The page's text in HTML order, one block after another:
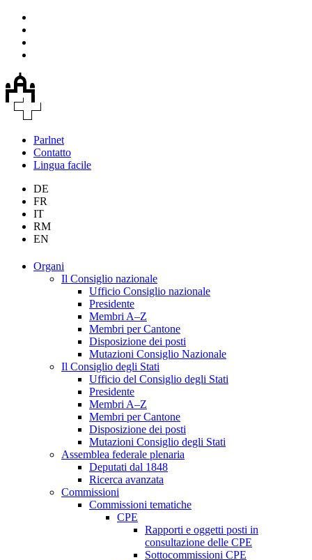
Parlnet
Contatto
Lingua facile
DE
FR
IT
RM
EN
Organi
Il Consiglio nazionale
Ufficio Consiglio nazionale
Presidente
Membri A–Z
Membri per Cantone
Disposizione dei posti
Mutazioni Consiglio Nazionale
Il Consiglio degli Stati
Ufficio del Consiglio degli Stati
Presidente
Membri A–Z
Membri per Cantone
Disposizione dei posti
Mutazioni Consiglio degli Stati
Assemblea federale plenaria
Deputati dal 1848
Ricerca avanzata
Commissioni
Commissioni tematiche
CPE
Rapporti e oggetti posti in
consultazione delle CPE
Sottocommissioni CPE